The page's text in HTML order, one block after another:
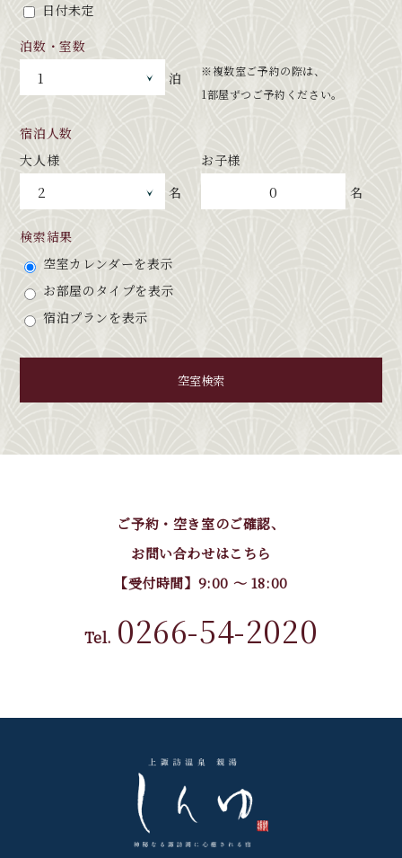
日付未定
泊数・室数
泊
※複数室ご予約の際は、
1部屋ずつご予約ください。
宿泊人数
大人様
名
お子様
0 名
検索結果
空室カレンダーを表示
お部屋のタイプを表示
宿泊プランを表示
空室検索
ご予約・空き室のご確認、
お問い合わせはこちら
【受付時間】9:00 〜 18:00
Tel. 0266-54-2020